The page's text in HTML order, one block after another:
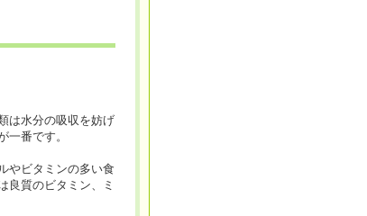
は水分の吸収を妨げ
番です。
やビタミンの多い食
良質のビタミン、ミ